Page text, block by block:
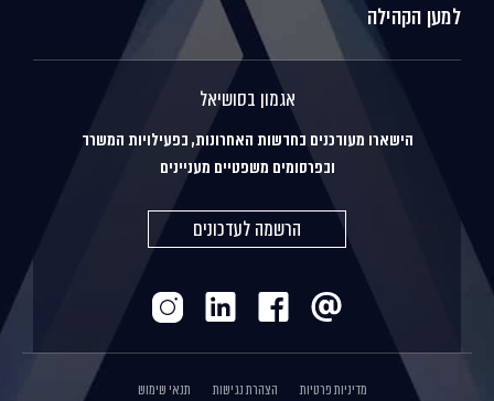
למען הקהילה
אגמון בסושיאל
הישארו מעודכנים בחדשות האחרונות, בפעילויות המשרד
ובפרסומים משפטיים מעניינים
הרשמה לעדכונים
מדיניות פרטיות הצהרת נגישות תנאי שימוש